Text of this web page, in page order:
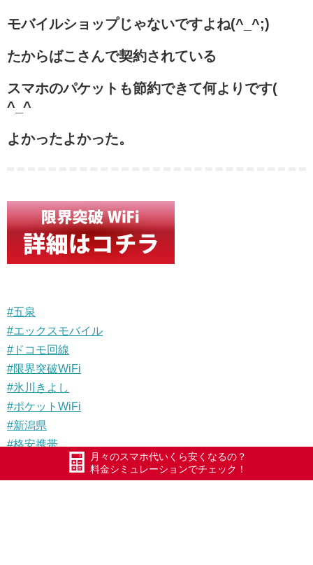
モバイルショップじゃないですよね(^_^;)
たからばこさんで契約されている
スマホのパケットも節約できて何よりです(
^_^
よかったよかった。
#五泉
#エックスモバイル
# ドコモ回線
#限界突破WiFi
#氷川きよし
#ポケットWiFi
#新潟県
#格安携帯
#格安スマホ
月々のスマホ代いくら安くなるの？
料金シミュレーションでチェック！